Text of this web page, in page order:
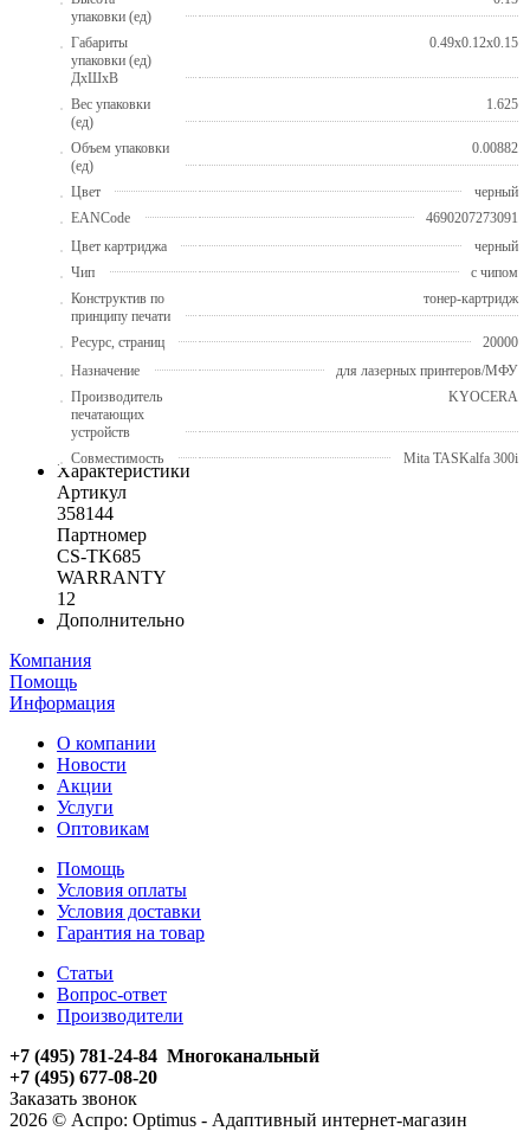
упаковки (ед)
Габариты
упаковки (ед)
ДхШхВ
0.49x0.12x0.15
Вес упаковки
(ед)
1.625
Объем упаковки
(ед)
0.00882
Цвет
черный
EANCode
4690207273091
Цвет картриджа
черный
Чип
с чипом
Конструктив по
принципу печати
тонер-картридж
Ресурс, страниц
20000
Назначение
для лазерных принтеров/МФУ
Производитель
печатающих
устройств
KYOCERA
Совместимость Mita TASKalfa 300i
Характеристики
Артикул
358144
Партномер
CS-TK685
WARRANTY
12
Дополнительно
Компания
Помощь
Информация
О компании
Новости
Акции
Услуги
Оптовикам
Помощь
Условия оплаты
Условия доставки
Гарантия на товар
Статьи
Вопрос-ответ
Производители
+7 (495) 781-24-84 Многоканальный
+7 (495) 677-08-20
Заказать звонок
2026 © Аспро: Optimus - Адаптивный интернет-магазин